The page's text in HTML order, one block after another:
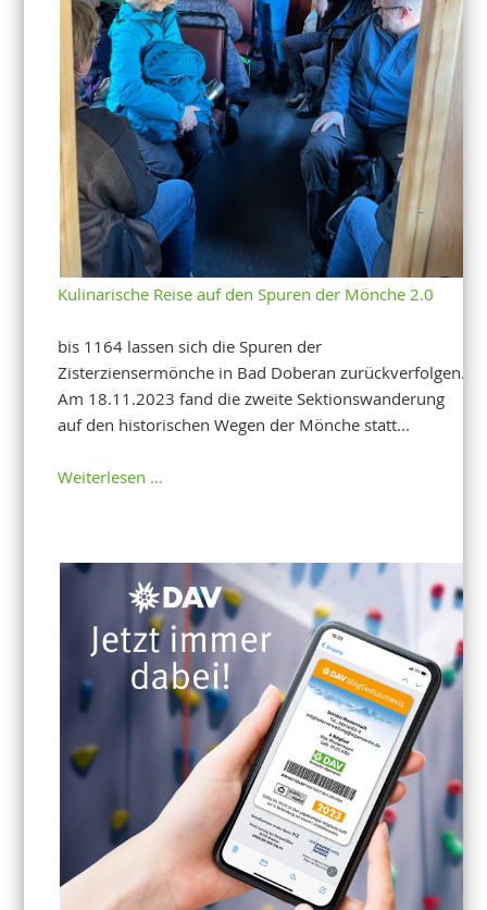
Kulinarische Reise auf den Spuren der Mönche 2.0
bis 1164 lassen sich die Spuren der
Zisterziensermönche in Bad Doberan zurückverfolgen.
Am 18.11.2023 fand die zweite Sektionswanderung
auf den historischen Wegen der Mönche statt...
Weiterlesen …